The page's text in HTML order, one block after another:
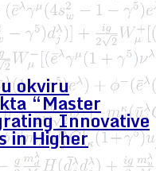
okviru
“Master
Innovative
in Higher